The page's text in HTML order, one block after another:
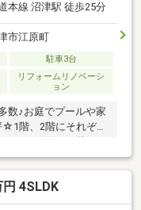
本線 沼津駅 徒歩25分
市江原町
駐車3台
リフォームリノベーシ
ョン
♪お庭でプールや家
階、2階にそれぞれ
♪☆ 2021年に新築そ
内覧予約受付中
4SLDK